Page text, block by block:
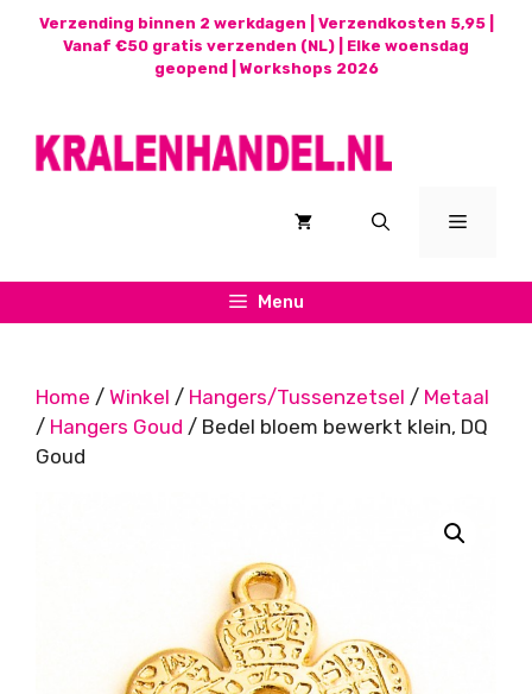
Verzending binnen 2 werkdagen | Verzendkosten 5,95 |
Vanaf €50 gratis verzenden (NL) | Elke woensdag
geopend | Workshops 2026
Menu
Menu
Home / Winkel / Hangers/Tussenzetsel / Metaal
/ Hangers Goud / Bedel bloem bewerkt klein, DQ
Goud